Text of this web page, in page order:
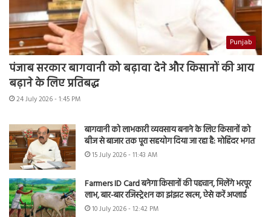
Punjab
पंजाब सरकार बागवानी को बढ़ावा देने और किसानों की आय
बढ़ाने के लिए प्रतिबद्ध
24 July 2026 - 1:45 PM
बागवानी को लाभकारी व्यवसाय बनाने के लिए किसानों को
बीज से बाजार तक पूरा सहयोग दिया जा रहा है: मोहिंदर भगत
15 July 2026 - 11:43 AM
Farmers ID Card बनेगा किसानों की पहचान, मिलेंगे भरपूर
लाभ, बार-बार रजिस्ट्रेशन का झंझट खत्म, ऐसे करें अप्लाई
10 July 2026 - 12:42 PM